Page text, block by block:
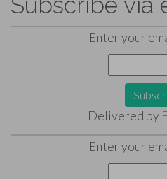
Enter your
Delivered by
Enter your